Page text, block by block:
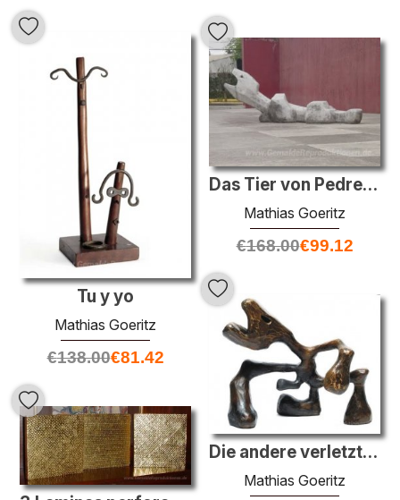
Tu y yo
Mathias Goeritz
€138.00€81.42
Das Tier von Pedregal
Mathias Goeritz
€168.00€99.12
Die andere verletzte Tier
Mathias Goeritz